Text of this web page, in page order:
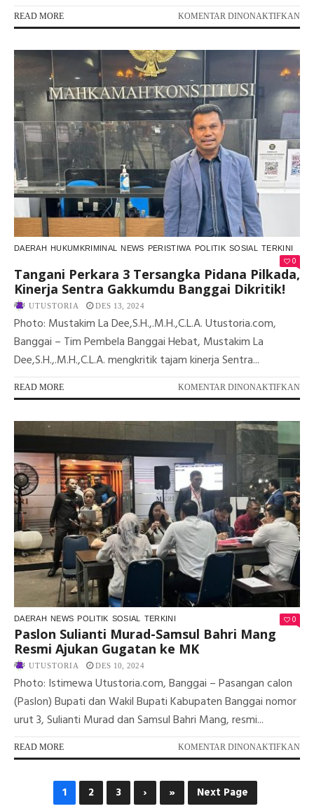
READ MORE KOMENTAR DINONAKTIFKAN
DI
DAERAH HUKUMKRIMINAL NEWS PERISTIWA POLITIK SOSIAL TERKINI
0
Tangani Perkara 3 Tersangka Pidana Pilkada,
Kinerja Sentra Gakkumdu Banggai Dikritik!
UTUSTORIA DES 13, 2024
Photo: Mustakim La Dee,S.H.,.M.H.,C.L.A. Utustoria.com,
Banggai – Tim Pembela Banggai Hebat, Mustakim La
Dee,S.H.,.M.H.,C.L.A. mengkritik tajam kinerja Sentra...
READ MORE KOMENTAR DINONAKTIFKAN
DAERAH NEWS POLITIK SOSIAL TERKINI 0
Paslon Sulianti Murad-Samsul Bahri Mang
Resmi Ajukan Gugatan ke MK
UTUSTORIA DES 10, 2024
Photo: Istimewa Utustoria.com, Banggai – Pasangan calon
(Paslon) Bupati dan Wakil Bupati Kabupaten Banggai nomor
urut 3, Sulianti Murad dan Samsul Bahri Mang, resmi...
READ MORE KOMENTAR DINONAKTIFKAN
1 2 3 › » Next Page